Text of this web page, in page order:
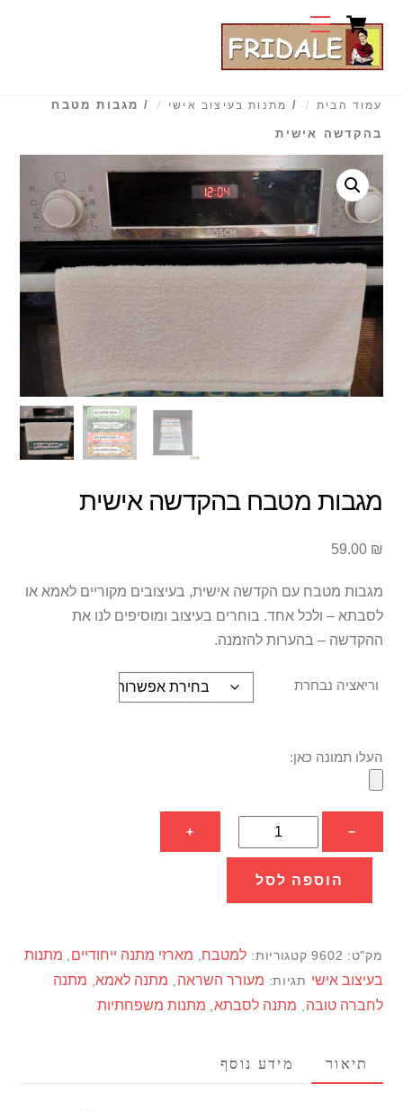
content
MenuCart
עמוד הבית / מתנות בעיצוב אישי / מגבות מטבח
בהקדשה אישית
מגבות מטבח בהקדשה אישית
59.00 ₪
מגבות מטבח עם הקדשה אישית, בעיצובים מקוריים לאמא או
לסבתא – ולכל אחד. בוחרים בעיצוב ומוסיפים לנו את
ההקדשה – בהערות להזמנה.
וריאציה נבחרת
העלו תמונה כאן:
−
של
+
הוספה לסל
מק"ט: 9602 קטגוריות: למטבח מארזי מתנה ייחודיים
מתנות
בעיצוב אישי תגיות: מעורר השראה מתנה לאמא, מתנה
לחברה טובה
מתנה לסבתא, מתנות משפחתיות
תיאור מידע נוסף